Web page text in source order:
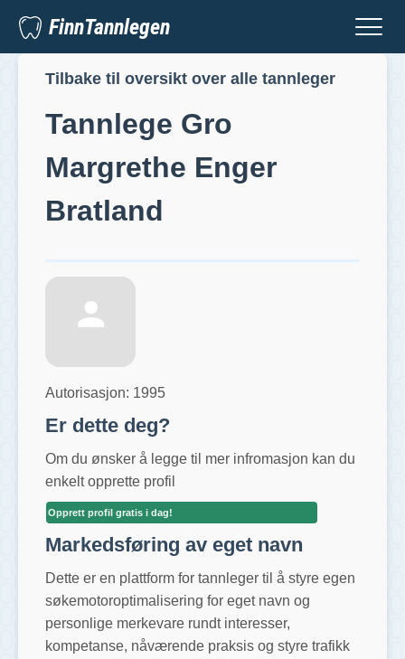
FinnTannlegen
Tilbake til oversikt over alle tannleger
Tannlege Gro
Margrethe Enger
Bratland
Autorisasjon: 1995
Er dette deg?
Om du ønsker å legge til mer infromasjon kan du
enkelt opprette profil
Opprett profil gratis i dag!
Markedsføring av eget navn
Dette er en plattform for tannleger til å styre egen
søkemotoroptimalisering for eget navn og
personlige merkevare rundt interesser,
kompetanse, nåværende praksis og styre trafikk